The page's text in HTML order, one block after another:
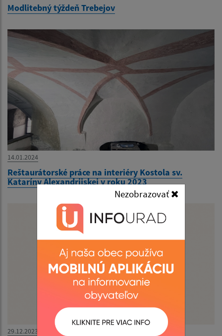
Nezobrazovať
Modlitebný týždeň Trebejov
14.01.2024
Reštaurátorské práce na interiéry Kostola sv.
Kataríny Alexandrijskej v roku 2023
29.12.2023